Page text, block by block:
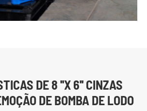
DE 8 ''X 6'' CINZAS
DE BOMBA DE LODO